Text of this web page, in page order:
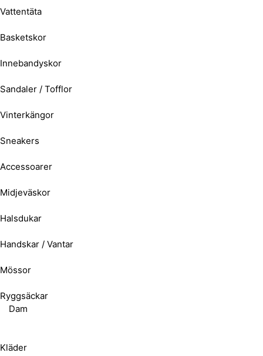
Vattentäta
Basketskor
Innebandyskor
Sandaler / Tofflor
Vinterkängor
Sneakers
Accessoarer
Midjeväskor
Halsdukar
Handskar / Vantar
Mössor
Ryggsäckar
Dam
Kläder